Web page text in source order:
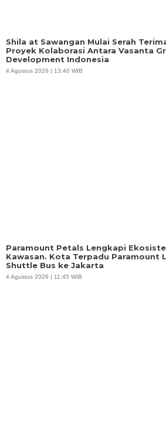
Shila at Sawangan Mulai Serah
Proyek Kolaborasi Antara Vasanta
Development Indonesia
4 Agustus 2026 | 13:40 WIB
Paramount Petals Lengkapi
Kawasan. Kota Terpadu Paramount
Shuttle Bus ke Jakarta
4 Agustus 2026 | 11:45 WIB